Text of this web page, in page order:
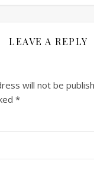
LEAVE A REPLY
will not be
*